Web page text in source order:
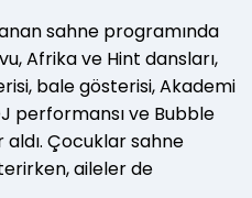
sahne programında
Afrika ve Hint dansları,
bale gösterisi, Akademi
performansı ve Bubble
Çocuklar sahne
aileler de